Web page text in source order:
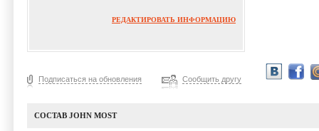
РЕДАКТИРОВАТЬ ИНФОРМАЦИЮ
Подписаться на обновления Сообщить другу
СОСТАВ JOHN MOST